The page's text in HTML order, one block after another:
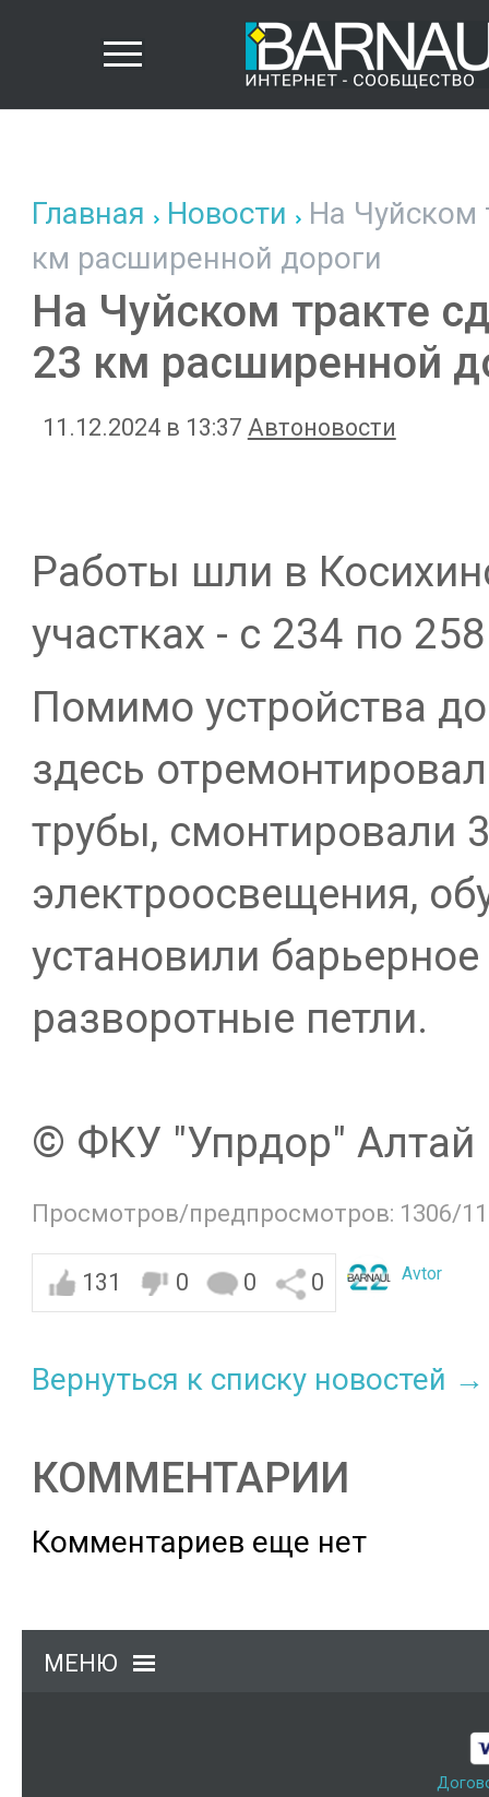
Главная Новости На Чуйском
км расширенной дороги
На Чуйском тракте
23 км расширенной
11.12.2024 в 13:37 Автоновости
Работы шли в
участках - с 234 по
Помимо устройства
здесь
трубы, смонтировали
электроосвещения,
установили
разворотные петли.
© ФКУ "Упрдор" Алтай
Просмотров/предпросмотров: 1306/
131 0 0 0 Avtor
Вернуться к списку новостей →
КОММЕНТАРИИ
Комментариев еще нет
МЕНЮ